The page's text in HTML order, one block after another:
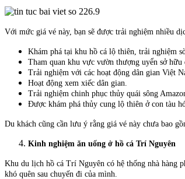
Với mức giá vé này, bạn sẽ được trải nghiệm nhiều
Khám phá tại khu hồ cá lộ thiên, trải nghiệm
Tham quan khu vực vườn thượng uyển sở hữu
Trải nghiệm với các hoạt động dân gian Việt
Hoạt động xem xiếc dân gian.
Trải nghiệm chinh phục thủy quái sông
Được khám phá thủy cung lộ thiên ở con tàu
Du khách cũng cần lưu ý rằng giá vé này chưa bao
Kinh nghiệm ăn uống ở hồ cá Trí Nguyên
Khu du lịch hồ cá Trí Nguyên có hệ thống nhà hàng
khó quên sau chuyến đi của mình.